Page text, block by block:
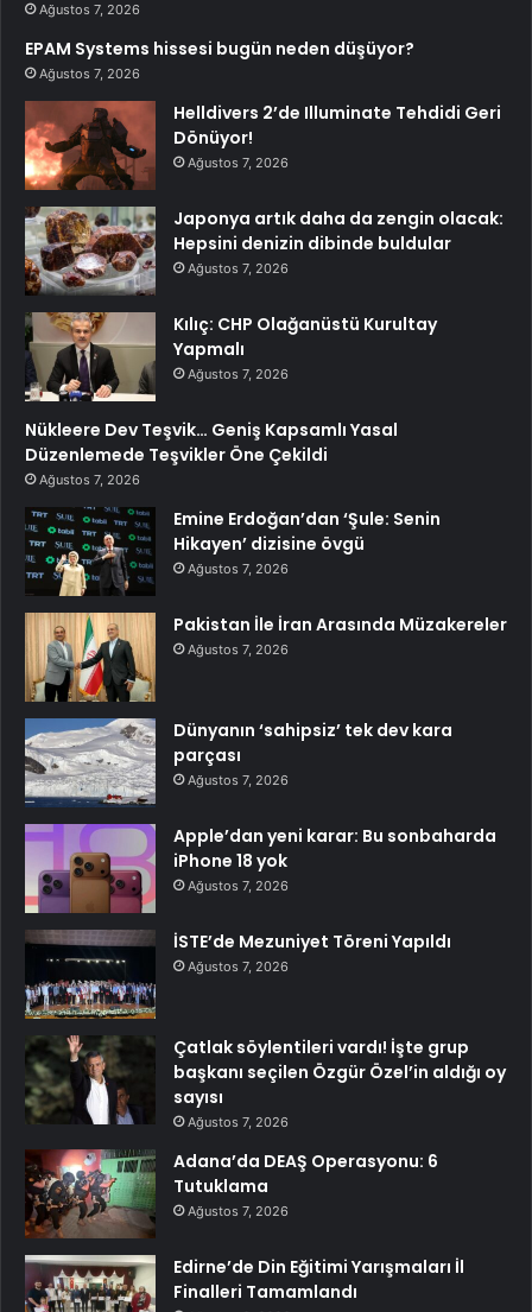
Ağustos 7, 2026
EPAM Systems hissesi bugün neden düşüyor?
Ağustos 7, 2026
Helldivers 2’de Illuminate Tehdidi Geri
Dönüyor!
Ağustos 7, 2026
Japonya artık daha da zengin olacak:
Hepsini denizin dibinde buldular
Ağustos 7, 2026
Kılıç: CHP Olağanüstü Kurultay
Yapmalı
Ağustos 7, 2026
Nükleere Dev Teşvik… Geniş Kapsamlı Yasal
Düzenlemede Teşvikler Öne Çekildi
Ağustos 7, 2026
Emine Erdoğan’dan ‘Şule: Senin
Hikayen’ dizisine övgü
Ağustos 7, 2026
Pakistan İle İran Arasında Müzakereler
Ağustos 7, 2026
Dünyanın ‘sahipsiz’ tek dev kara
parçası
Ağustos 7, 2026
Apple’dan yeni karar: Bu sonbaharda
iPhone 18 yok
Ağustos 7, 2026
İSTE’de Mezuniyet Töreni Yapıldı
Ağustos 7, 2026
Çatlak söylentileri vardı! İşte grup
başkanı seçilen Özgür Özel’in aldığı oy
sayısı
Ağustos 7, 2026
Adana’da DEAŞ Operasyonu: 6
Tutuklama
Ağustos 7, 2026
Edirne’de Din Eğitimi Yarışmaları İl
Finalleri Tamamlandı